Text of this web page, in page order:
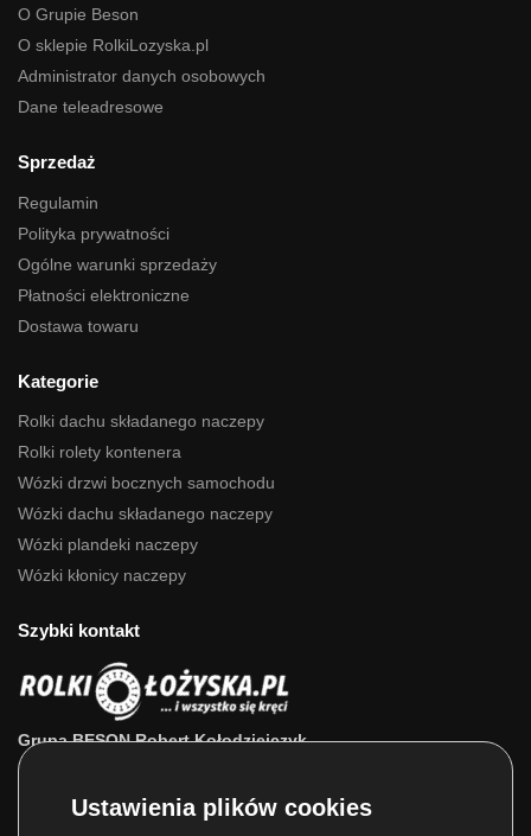
O Grupie Beson
O sklepie RolkiLozyska.pl
Administrator danych osobowych
Dane teleadresowe
Sprzedaż
Regulamin
Polityka prywatności
Ogólne warunki sprzedaży
Płatności elektroniczne
Dostawa towaru
Kategorie
Rolki dachu składanego naczepy
Rolki rolety kontenera
Wózki drzwi bocznych samochodu
Wózki dachu składanego naczepy
Wózki plandeki naczepy
Wózki kłonicy naczepy
Szybki kontakt
Grupa BESON Robert Kołodziejczyk
ul. Powstańców Wlkp. 63a